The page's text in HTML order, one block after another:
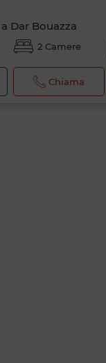
Dar Bouazza
2 Camere
Chiama